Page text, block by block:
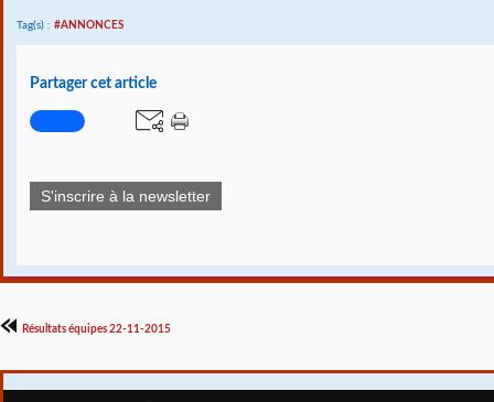
Tag(s) : #ANNONCES
Partager cet article
S'inscrire à la newsletter
Résultats équipes 22-11-2015